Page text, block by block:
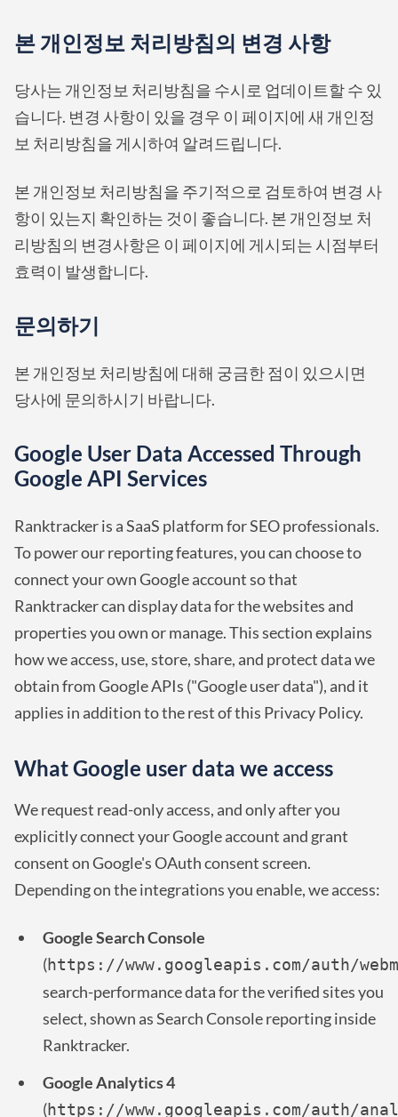
본 개인정보 처리방침의 변경 사항
당사는 개인정보 처리방침을 수시로 업데이트할 수 있
습니다. 변경 사항이 있을 경우 이 페이지에 새 개인정
보 처리방침을 게시하여 알려드립니다.
본 개인정보 처리방침을 주기적으로 검토하여 변경 사
항이 있는지 확인하는 것이 좋습니다. 본 개인정보 처
리방침의 변경사항은 이 페이지에 게시되는 시점부터
효력이 발생합니다.
문의하기
본 개인정보 처리방침에 대해 궁금한 점이 있으시면
당사에 문의하시기 바랍니다.
Google User Data Accessed Through
Google API Services
Ranktracker is a SaaS platform for SEO professionals.
To power our reporting features, you can choose to
connect your own Google account so that
Ranktracker can display data for the websites and
properties you own or manage. This section explains
how we access, use, store, share, and protect data we
obtain from Google APIs ("Google user data"), and it
applies in addition to the rest of this Privacy Policy.
What Google user data we access
We request read-only access, and only after you
explicitly connect your Google account and grant
consent on Google's OAuth consent screen.
Depending on the integrations you enable, we access:
Google Search Console
(https://www.googleapis.com/auth/
search-performance data for the verified sites you
select, shown as Search Console reporting inside
Ranktracker.
Google Analytics 4
(https://www.googleapis.com/auth/